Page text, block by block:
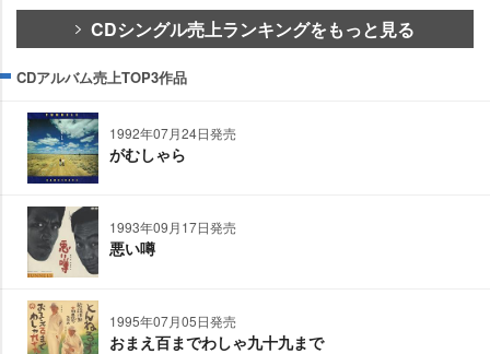
CDシングル売上ランキングをもっと見る
CDアルバム売上TOP3作品
1992年07月24日発売
がむしゃら
1993年09月17日発売
悪い噂
1995年07月05日発売
おまえ百までわしゃ九十九まで